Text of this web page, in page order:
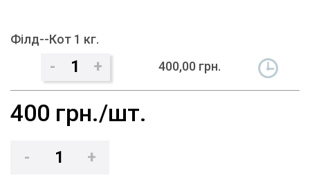
Філд--Кот 1 кг.
- 1 + 400,00 грн.
- 1 +
400 грн./шт.